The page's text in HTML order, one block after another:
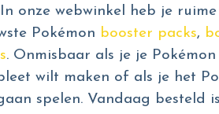
onze webwinkel heb je
Pokémon booster packs,
. Onmisbaar als je je
wilt maken of als je het
spelen. Vandaag besteld